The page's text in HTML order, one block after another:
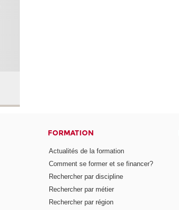
FORMATION
Actualités de la formation
Comment se former et se financer?
Rechercher par discipline
Rechercher par métier
Rechercher par région